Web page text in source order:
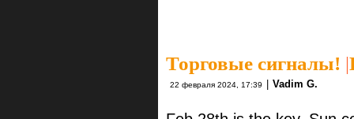
Торговые сигналы! |
22 февраля 2024, 17:39 Vadim G.